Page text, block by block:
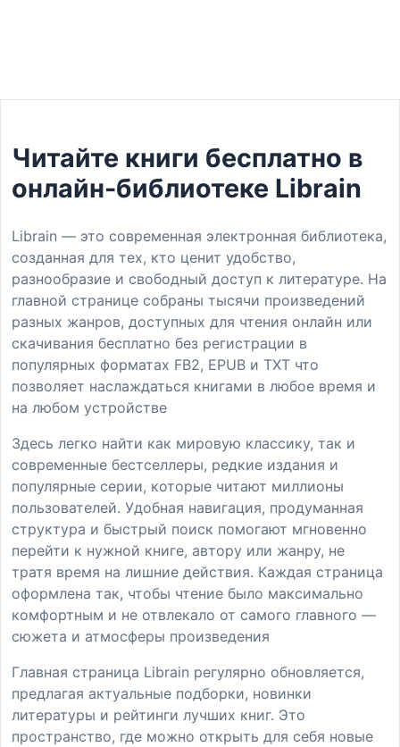
Читайте книги бесплатно в
онлайн-библиотеке Librain
Librain — это современная электронная библиотека,
созданная для тех, кто ценит удобство,
разнообразие и свободный доступ к литературе. На
главной странице собраны тысячи произведений
разных жанров, доступных для чтения онлайн или
скачивания бесплатно без регистрации в
популярных форматах FB2, EPUB и TXT что
позволяет наслаждаться книгами в любое время и
на любом устройстве
Здесь легко найти как мировую классику, так и
современные бестселлеры, редкие издания и
популярные серии, которые читают миллионы
пользователей. Удобная навигация, продуманная
структура и быстрый поиск помогают мгновенно
перейти к нужной книге, автору или жанру, не
тратя время на лишние действия. Каждая страница
оформлена так, чтобы чтение было максимально
комфортным и не отвлекало от самого главного —
сюжета и атмосферы произведения
Главная страница Librain регулярно обновляется,
предлагая актуальные подборки, новинки
литературы и рейтинги лучших книг. Это
пространство, где можно открыть для себя новые